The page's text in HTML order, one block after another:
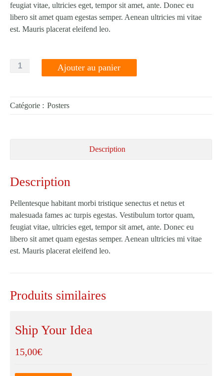
feugiat vitae, ultricies eget, tempor sit amet, ante. Donec eu
libero sit amet quam egestas semper. Aenean ultricies mi vitae
est. Mauris placerat eleifend leo.
quantité
Ajouter au panier
Catégorie : Posters
Description
Description
Pellentesque habitant morbi tristique senectus et netus et
malesuada fames ac turpis egestas. Vestibulum tortor quam,
feugiat vitae, ultricies eget, tempor sit amet, ante. Donec eu
libero sit amet quam egestas semper. Aenean ultricies mi vitae
est. Mauris placerat eleifend leo.
Produits similaires
Ship Your Idea
15,00€